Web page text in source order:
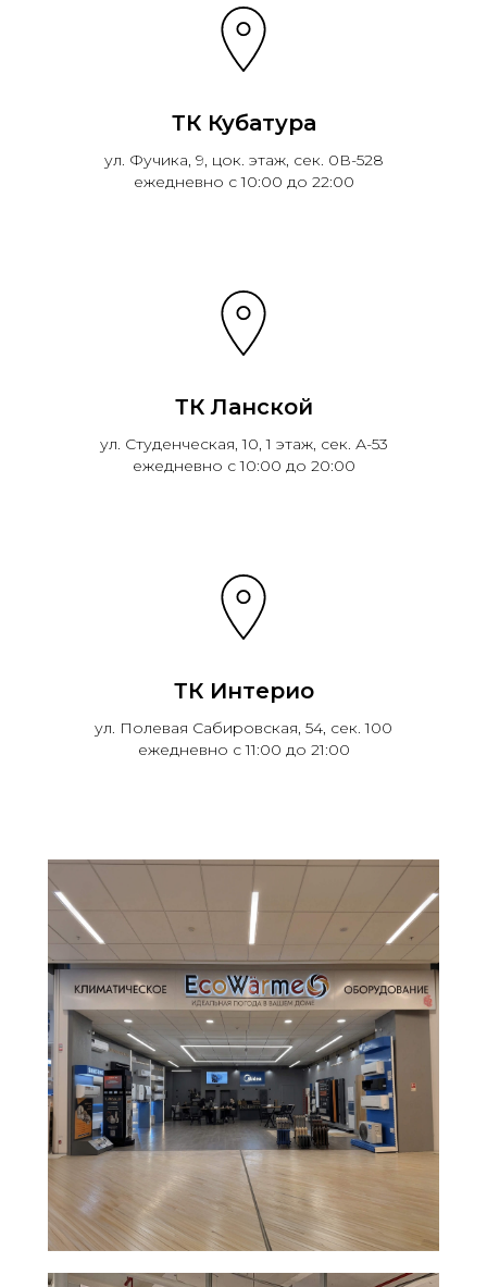
ТК Кубатура
ул. Фучика, 9, цок. этаж, сек. 0В-528
ежедневно с 10:00 до 22:00
ТК Ланской
ул. Студенческая, 10, 1 этаж, сек. А-53
ежедневно с 10:00 до 20:00
ТК Интерио
ул. Полевая Сабировская, 54, сек. 100
ежедневно с 11:00 до 21:00